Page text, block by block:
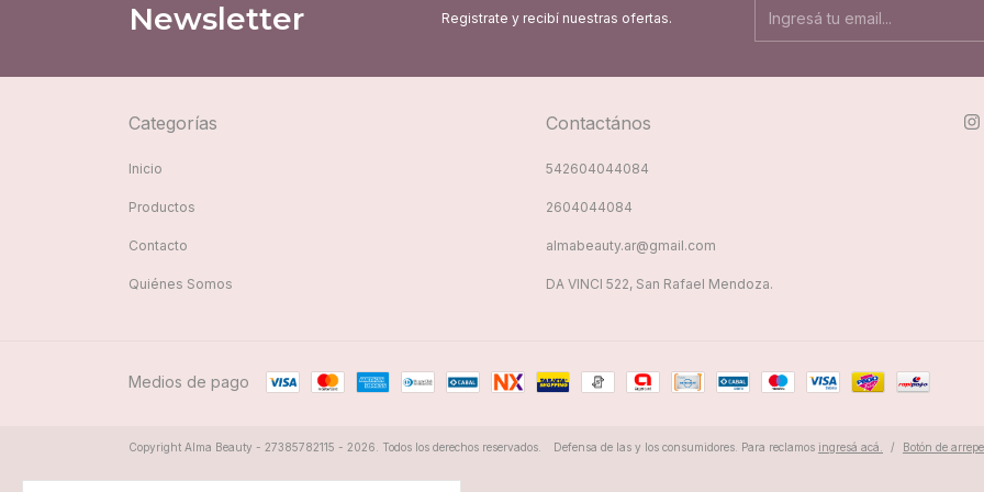
Newsletter Registrate y recibí nuestras ofertas.
Categorías
Inicio
Productos
Contacto
Quiénes Somos
Contactános
542604044084
2604044084
almabeauty.ar@gmail.com
DA VINCI 522, San Rafael Mendoza.
Medios de pago
Copyright Alma Beauty - 27385782115 - 2026. Todos los derechos reservados. Defensa de las y los consumidores. Para reclamos ingresá acá. / Botón de